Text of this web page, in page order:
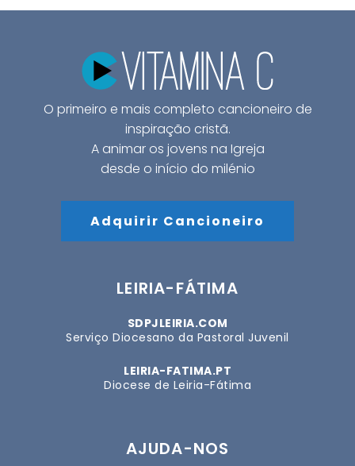
O primeiro e mais completo cancioneiro de
inspiração cristã.
A animar os jovens na Igreja
desde o início do milénio
Adquirir Cancioneiro
LEIRIA-FÁTIMA
SDPJLEIRIA.COM
Serviço Diocesano da Pastoral Juvenil
LEIRIA-FATIMA.PT
Diocese de Leiria-Fátima
AJUDA-NOS